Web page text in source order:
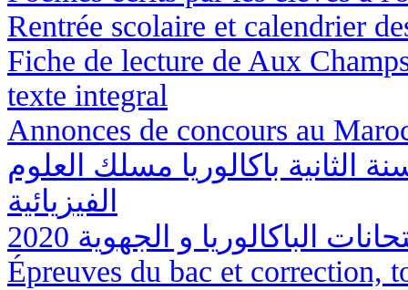
Rentrée scolaire et calendrier
Fiche de lecture de Aux
texte integral
Annonces de concours au
باكالوريا مسلك العلوم
الفيزيائية
الباكالوريا و الجهوية 2020
Épreuves du bac et correction,